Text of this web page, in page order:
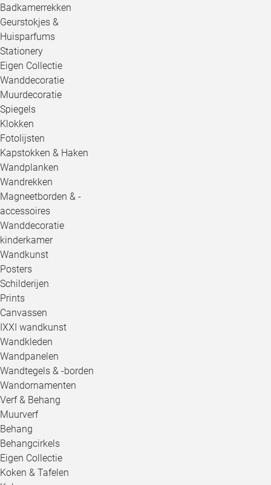
Badkamerrekken
Geurstokjes &
Huisparfums
Stationery
Eigen Collectie
Wanddecoratie
Muurdecoratie
Spiegels
Klokken
Fotolijsten
Kapstokken & Haken
Wandplanken
Wandrekken
Magneetborden & -
accessoires
Wanddecoratie
kinderkamer
Wandkunst
Posters
Schilderijen
Prints
Canvassen
IXXI wandkunst
Wandkleden
Wandpanelen
Wandtegels & -borden
Wandornamenten
Verf & Behang
Muurverf
Behang
Behangcirkels
Eigen Collectie
Koken & Tafelen